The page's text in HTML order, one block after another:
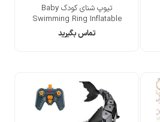
تیوپ شنای کودک Baby
Swimming Ring Inflatable
تماس بگیرید